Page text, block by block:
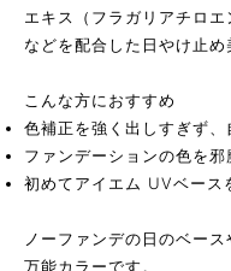
エキス（フラガリアチロ
などを配合した日やけ止め
こんな方におすすめ
色補正を強く出しすぎず
ファンデーションの色を
初めてアイエム UVベース
ノーファンデの日のベー
万能カラーです。